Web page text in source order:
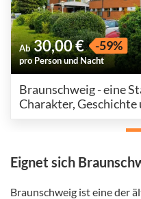
Ab 30,00 € -59%
pro Person und Nacht
Braunschweig - eine
Charakter, Geschichte
Eignet sich
Braunschweig ist eine der